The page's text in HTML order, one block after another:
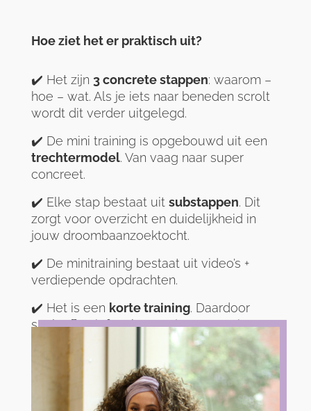
Hoe ziet het er praktisch uit?
✔️ Het zijn 3 concrete stappen: waarom –
hoe – wat. Als je iets naar beneden scrolt
wordt dit verder uitgelegd.
✔️ De mini training is opgebouwd uit een
trechtermodel. Van vaag naar super
concreet.
✔️ Elke stap bestaat uit substappen. Dit
zorgt voor overzicht en duidelijkheid in
jouw droombaanzoektocht.
✔️ De minitraining bestaat uit video’s +
verdiepende opdrachten.
✔️ Het is een korte training. Daardoor
snel, effectief en het zet je meteen in